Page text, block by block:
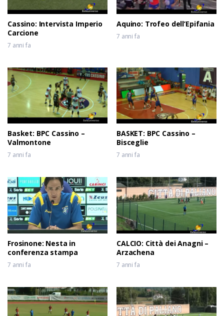
Cassino: Intervista Imperio
Carcione
7 anni fa
Aquino: Trofeo dell’Epifania
7 anni fa
Basket: BPC Cassino –
Valmontone
7 anni fa
BASKET: BPC Cassino –
Bisceglie
7 anni fa
Frosinone: Nesta in
conferenza stampa
7 anni fa
CALCIO: Città dei Anagni –
Arzachena
7 anni fa